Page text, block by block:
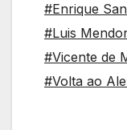
#Enrique
#Luis
#Vicente de
#Volta ao